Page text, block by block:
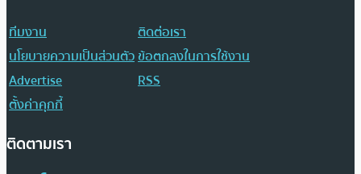
ทีมงาน
ติดต่อเรา
นโยบายความเป็นส่วนตัวข้อตกลงในการใช้งาน
Advertise
RSS
ตั้งค่าคุกกี้
ติดตามเรา